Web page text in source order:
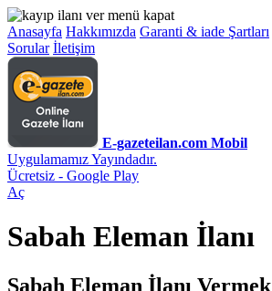
Anasayfa Hakkımızda Garanti & iade Şartları
Sorular İletişim
E-gazeteilan.com Mobil
Uygulamamız Yayındadır.
Ücretsiz - Google Play
Aç
Sabah Eleman İlanı
Sabah Eleman İlanı Vermek